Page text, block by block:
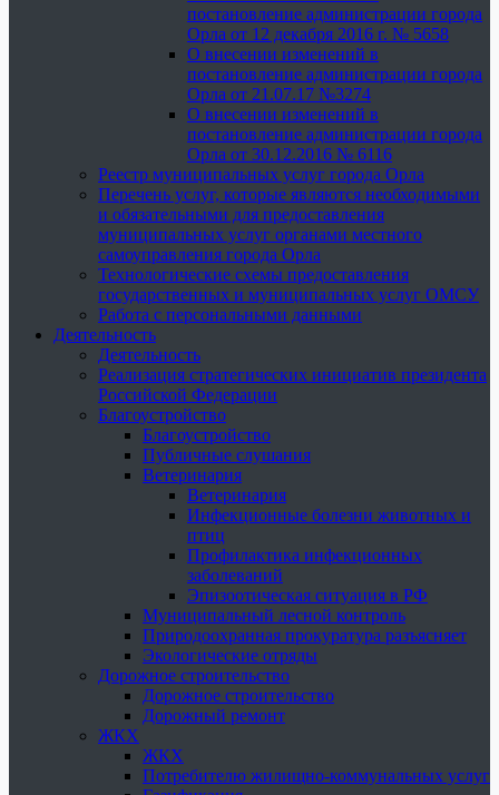
постановление администрации города
Орла от 12 декабря 2016 г. № 5658
О внесении изменений в
постановление администрации города
Орла от 21.07.17 №3274
О внесении изменений в
постановление администрации города
Орла от 30.12.2016 № 6116
Реестр муниципальных услуг города Орла
Перечень услуг, которые являются необходимыми
и обязательными для предоставления
муниципальных услуг органами местного
самоуправления города Орла
Технологические схемы предоставления
государственных и муниципальных услуг ОМСУ
Работа с персональными данными
Деятельность
Деятельность
Реализация стратегических инициатив президента
Российской Федерации
Благоустройство
Благоустройство
Публичные слушания
Ветеринария
Ветеринария
Инфекционные болезни животных и
птиц
Профилактика инфекционных
заболеваний
Эпизоотическая ситуация в РФ
Муниципальный лесной контроль
Природоохранная прокуратура разъясняет
Экологические отряды
Дорожное строительство
Дорожное строительство
Дорожный ремонт
ЖКХ
ЖКХ
Потребителю жилищно-коммунальных услуг